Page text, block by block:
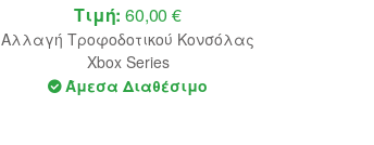
Τιμή:60,00 €
Αλλαγή Τροφοδοτικού Κονσόλας
Xbox Series
Άμεσα Διαθέσιμο